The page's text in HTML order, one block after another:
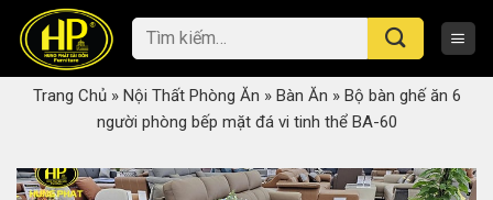
content
Tìm
kiếm:
Trang Chủ» Nội Thất Phòng Ăn » Bàn Ăn » Bộ bàn ghế ăn 6
người phòng bếp mặt đá vi tinh thể BA-60